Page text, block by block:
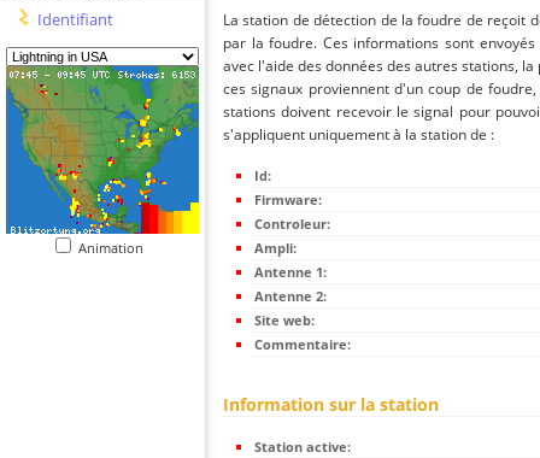
Identifiant
Animation
La station de détection de la foudre de reçoit
par la foudre. Ces informations sont
avec l'aide des données des autres stations,
ces signaux proviennent d'un coup de
stations doivent recevoir le signal pour
s'appliquent uniquement à la station de :
Id:
Firmware:
Controleur:
Ampli:
Antenne 1:
Antenne 2:
Site web:
Commentaire:
Information sur la station
Station active: